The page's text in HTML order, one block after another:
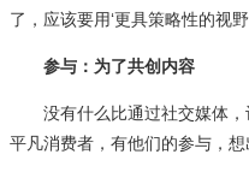
了，应该要用‘更具策略性的视
参与：为了共创内容
没有什么比通过社交媒体，
平凡消费者，有他们的参与，